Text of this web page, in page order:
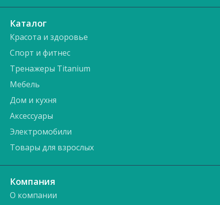
Каталог
Красота и здоровье
Спорт и фитнес
Тренажеры Titanium
Мебель
Дом и кухня
Аксессуары
Электромобили
Товары для взрослых
Компания
О компании